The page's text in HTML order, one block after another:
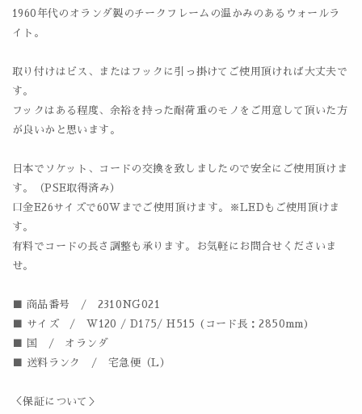
1960年代のオランダ製のチークフレームの温かみのあるウォールラ
イト。
取り付けはビス、またはフックに引っ掛けてご使用頂ければ大丈夫で
す。
フックはある程度、余裕を持った耐荷重のモノをご用意して頂いた方
が良いかと思います。
日本でソケット、コードの交換を致しましたので安全にご使用頂けま
す。（PSE取得済み）
口金E26サイズで60Wまでご使用頂けます。※LEDもご使用頂けま
す。
有料でコードの長さ調整も承ります。お気軽にお問合せくださいま
せ。
■ 商品番号 / 2310NG021
■ サイズ / W120 / D175/ H515 (コード長：2850mm)
■ 国 / オランダ
■ 送料ランク / 宅急便（L）
＜保証について＞